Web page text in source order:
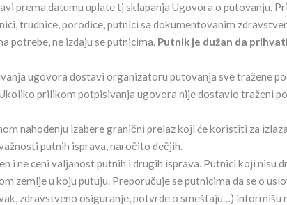
prema datumu uplate tj sklapanja Ugovora o putovanju.
trudnice, porodice, putnici sa dokumentovanim
potrebe, ne izdaju se putnicima. Putnik je dužan da
ugovora dostavi organizatoru putovanja sve tražene
prilikom potpisivanja ugovora nije dostavio traženi
nahođenju izabere granični prelaz koji će koristiti za
putnih isprava, naročito dečjih.
i ne ceni valjanost putnih i drugih isprava. Putnici koji nisu
zemlje u koju putuju. Preporučuje se putnicima da se o
zdravstveno osiguranje, potvrde o smeštaju…) informišu